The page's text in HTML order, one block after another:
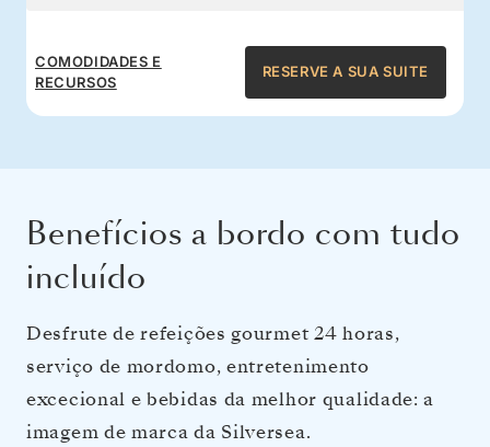
COMODIDADES E
RECURSOS
RESERVE A SUA SUITE
Benefícios a bordo com tudo
incluído
Desfrute de refeições gourmet 24 horas,
serviço de mordomo, entretenimento
excecional e bebidas da melhor qualidade: a
imagem de marca da Silversea.